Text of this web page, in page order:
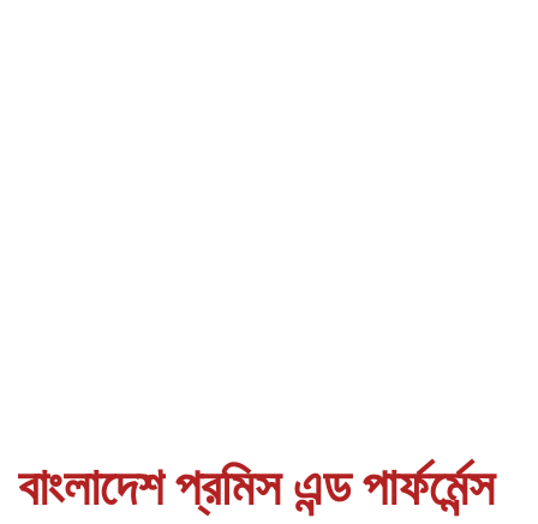
বাংলাদেশ প্রমিস এন্ড পার্ফর্মেন্স